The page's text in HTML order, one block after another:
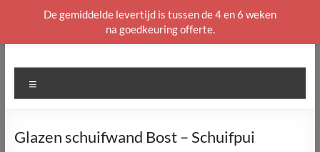
naar
Glazen schuifwand Bost – Schuifpui
De gemiddelde levertijd is tussen de 4 en 6 weken
na goedkeuring offerte.